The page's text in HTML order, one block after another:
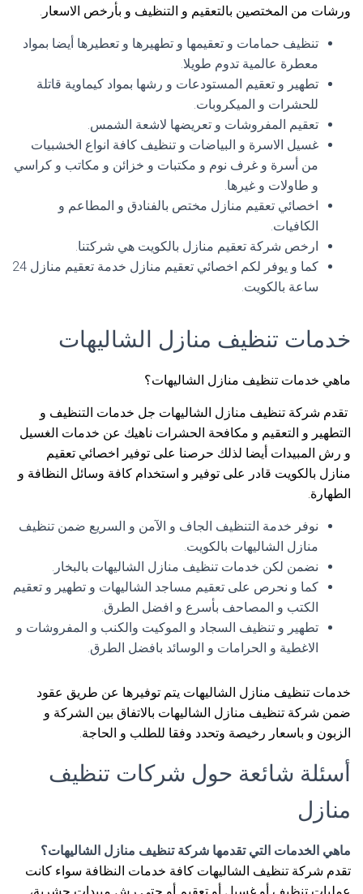
ورشات من المختصين بالتعقيم و التنظيف و بأرخص الاسعار.
تنظيف حمامات و تعقيمها و تطهيرها و تعطيرها أيضا بمواد
معطرة عالمية تدوم طويلا.
تطهير و تعقيم المستودعات و رشها بمواد كيماوية قاتلة
للحشرات و الميكروبات.
تعقيم المفروشات و تعريضها لاشعة الشمس.
غسيل الاسرة و البياضات و تنظيف كافة انواع الخشبيات
من أسرة و غرف نوم و مكتبات و خزائن و مكاتب و كراسي
و طاولات و غيرها.
اخصائي تعقيم منازل مختص بالفنادق و المطاعم و
الكافيات.
ارخص شركة تعقيم منازل بالكويت هي شركتنا.
كما و يوفر لكم اخصائي تعقيم منازل خدمة تعقيم منازل 24
ساعة بالكويت.
خدمات تنظيف منازل الشاليهات
ماهي خدمات تنظيف منازل الشاليهات؟
تقدم شركة تنظيف منازل الشاليهات جل خدمات التنظيف و
التطهير و التعقيم و مكافحة الحشرات ناهيك عن خدمات الغسيل
و رش المبيدات أيضا لذلك حرصنا على توفير اخصائي تعقيم
منازل بالكويت قادر على توفير و استخدام كافة وسائل النظافة و
الطهارة.
نوفر خدمة التنظيف الجاف و الآمن و السريع ضمن تنظيف
منازل الشاليهات بالكويت.
نضمن لكن خدمات تنظيف منازل الشاليهات بالبخار.
كما و نحرص على تعقيم مساجد الشاليهات و تطهير و تعقيم
الكتب و المصاحف بأسرع و افضل الطرق.
تطهير و تنظيف السجاد و الموكيت والكنب و المفروشات و
الاغطية و الحرامات و الوسائد بافضل الطرق.
خدمات تنظيف منازل الشاليهات يتم توفيرها عن طريق عقود
ضمن شركة تنظيف منازل الشاليهات بالاتفاق بين الشركة و
الزبون و باسعار رخيصة وتحدد وفقا للطلب و الحاجة.
أسئلة شائعة حول شركات تنظيف
منازل
ماهي الخدمات التي تقدمها شركة تنظيف منازل الشاليهات؟
تقدم شركة تنظيف الشاليهات كافة خدمات النظافة سواء كانت